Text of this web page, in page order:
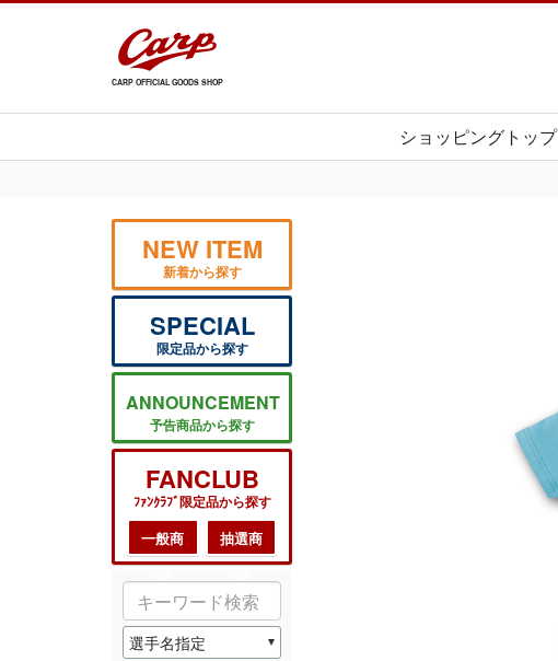
CARP OFFICIAL GOODS SHOP
ショッピングトップ
NEW ITEM
新着から探す
SPECIAL
限定品から探す
ANNOUNCEMENT
予告商品から探す
FANCLUB
ﾌｧﾝｸﾗﾌﾞ限定品から探す
一般商
抽選商